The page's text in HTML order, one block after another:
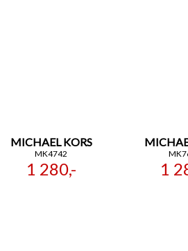
MICHAEL KORS
MK4742
1 280,- 1